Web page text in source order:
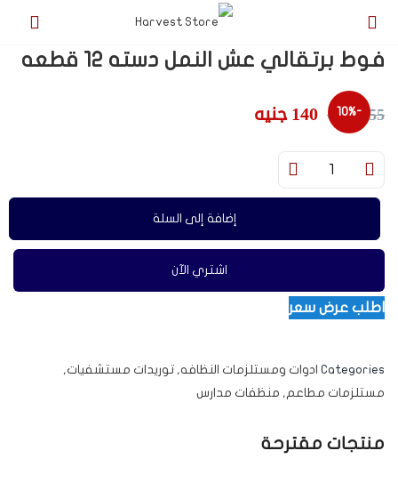
فوط برتقالي عش النمل دسته 12 قطعه
-10%155جنيه 140 جنيه
إضافة إلى السلة
اشتري الآن
اطلب عرض سعر
Categories ادوات ومستلزمات النظافه, توريدات مستشفيات,
مستلزمات مطاعم, منظفات مدارس
منتجات مقترحة